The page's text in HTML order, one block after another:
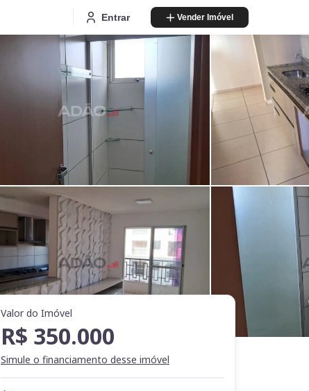
Entrar Vender Imóvel
Valor do Imóvel
R$ 350.000
Simule o financiamento desse imóvel